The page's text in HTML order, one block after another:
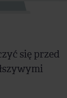
się przed